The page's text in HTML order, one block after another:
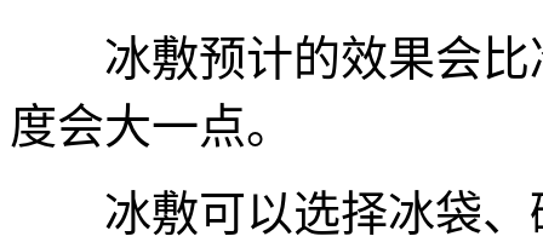
冰敷预计的效果会比
度会大一点。
冰敷可以选择冰袋、